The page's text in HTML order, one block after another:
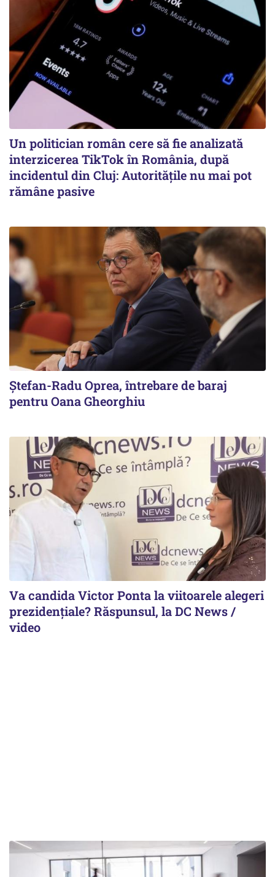
Un politician român cere să fie analizată
interzicerea TikTok în România, după
incidentul din Cluj: Autoritățile nu mai pot
rămâne pasive
Ștefan-Radu Oprea, întrebare de baraj
pentru Oana Gheorghiu
Va candida Victor Ponta la viitoarele alegeri
prezidențiale? Răspunsul, la DC News /
video